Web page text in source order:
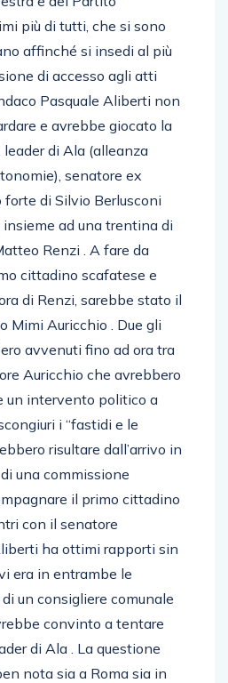
più di tutti, che si sono
affinché si insedi al più
di accesso agli atti
Pasquale Aliberti non
e avrebbe giocato la
di Ala (alleanza
senatore ex
di Silvio Berlusconi
insieme ad una trentina di
Renzi . A fare da
cittadino scafatese e
di Renzi, sarebbe stato il
Mimi Auricchio . Due gli
avvenuti fino ad ora tra
Auricchio che avrebbero
un intervento politico a
i “fastidi e le
risultare dall’arrivo in
una commissione
il primo cittadino
con il senatore
ha ottimi rapporti sin
era in entrambe le
un consigliere comunale
convinto a tentare
di Ala . La questione
nota sia a Roma sia in